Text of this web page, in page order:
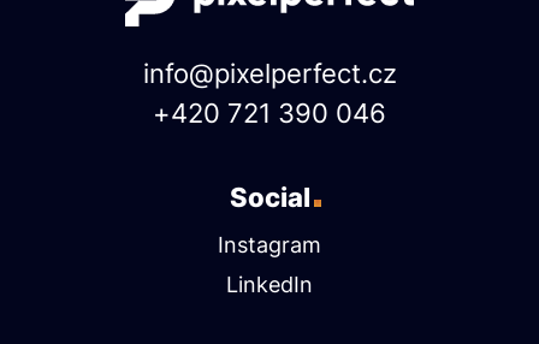
info@pixelperfect.cz
+420 721 390 046
Social
Instagram
LinkedIn